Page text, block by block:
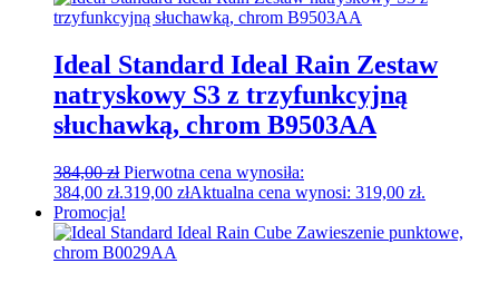
Ideal Standard Ideal Rain Zestaw
natryskowy S3 z trzyfunkcyjną
słuchawką, chrom B9503AA
384,00zł Pierwotna cena wynosiła:
384,00 zł.319,00 złAktualna cena wynosi: 319,00 zł.
Promocja!